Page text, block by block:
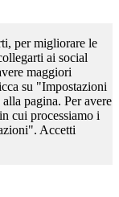
per migliorare le
ai social
maggiori
su "Impostazioni
pagina. Per avere
cui processiamo i
Accetti